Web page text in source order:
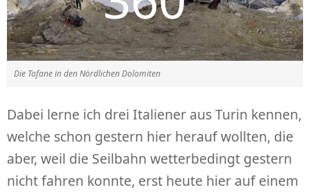
Die Tofane in den Nördlichen Dolomiten
Dabei lerne ich drei Italiener aus Turin kennen,
welche schon gestern hier herauf wollten, die
aber, weil die Seilbahn wetterbedingt gestern
nicht fahren konnte, erst heute hier auf einem